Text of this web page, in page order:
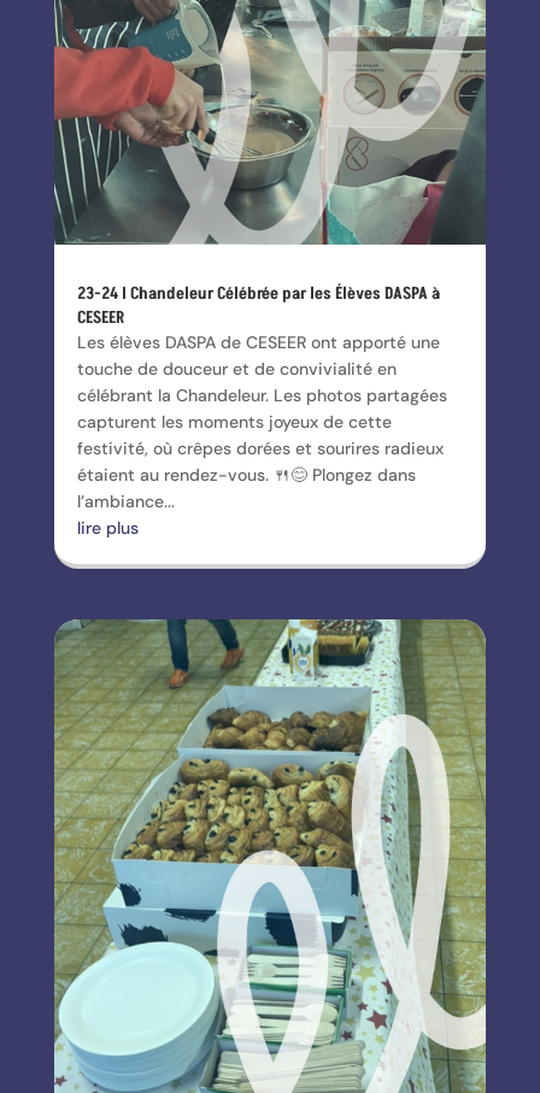
23-24 I Chandeleur Célébrée par les Élèves DASPA à
CESEER
Les élèves DASPA de CESEER ont apporté une
touche de douceur et de convivialité en
célébrant la Chandeleur. Les photos partagées
capturent les moments joyeux de cette
festivité, où crêpes dorées et sourires radieux
étaient au rendez-vous. 🍴😊 Plongez dans
l’ambiance...
lire plus